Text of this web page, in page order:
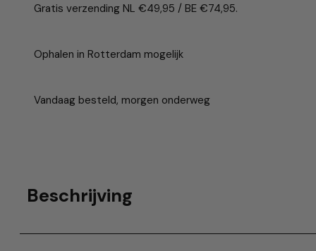
Gratis verzending NL €49,95 / BE €74,95.
Ophalen in Rotterdam mogelijk
Vandaag besteld, morgen onderweg
Beschrijving